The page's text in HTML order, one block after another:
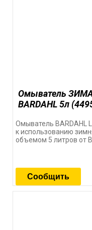
Омыватель ЗИМА
BARDAHL 5л
Омыватель BARDAHL
к использованию
объемом 5 литров от
Сообщить